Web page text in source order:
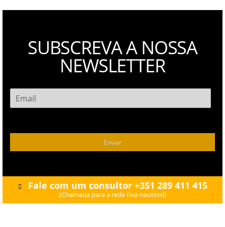
SUBSCREVA A NOSSA
NEWSLETTER
Enviar
Fale com um consultor +351 289 411 415
(Chamada para a rede fixa nacional)